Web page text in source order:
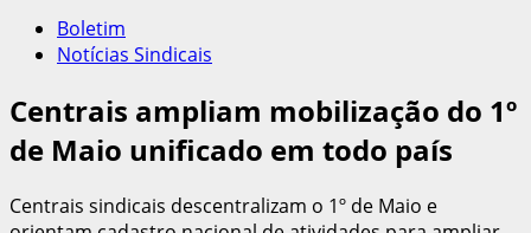
Boletim
Notícias Sindicais
Centrais ampliam mobilização do 1º
de Maio unificado em todo país
Centrais sindicais descentralizam o 1º de Maio e